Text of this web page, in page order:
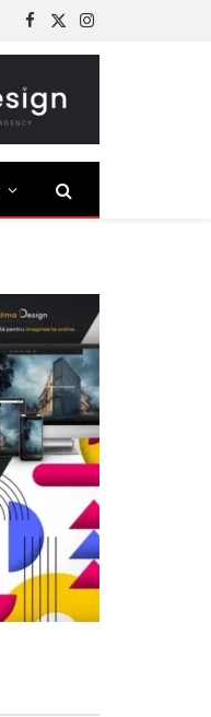
Facebook
X
(Twitter)
Instagram